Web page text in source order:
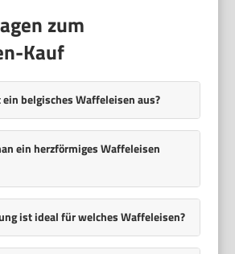
zum
Kauf
belgisches Waffeleisen aus?
ein herzförmiges Waffeleisen
ist ideal für welches Waffeleisen?